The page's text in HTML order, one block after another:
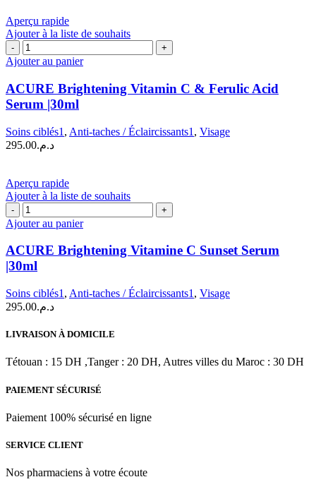
Aperçu rapide
Ajouter à la liste de souhaits
quantité
de
ACURE
Brightening
Vitamin
C
Ferulic
Acid
Ajouter au panier
ACURE Brightening Vitamin C & Ferulic Acid
Serum |30ml
Soins ciblés1 , Anti-taches / Éclaircissants1 , Visage
د.م.295.00
Aperçu rapide
Ajouter à la liste de souhaits
quantité
de
ACURE
Brightening
Vitamine
C
Serum
|30ml
Ajouter au panier
ACURE Brightening Vitamine C Sunset Serum
|30ml
Soins ciblés1 , Anti-taches / Éclaircissants1 , Visage
د.م.295.00
LIVRAISON À DOMICILE
Tétouan : 15 DH ,Tanger : 20 DH, Autres villes du Maroc : 30 DH
PAIEMENT SÉCURISÉ
Paiement 100% sécurisé en ligne
SERVICE CLIENT
Nos pharmaciens à votre écoute